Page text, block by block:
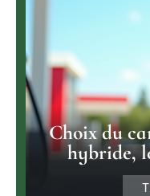
Choix du
hybride,